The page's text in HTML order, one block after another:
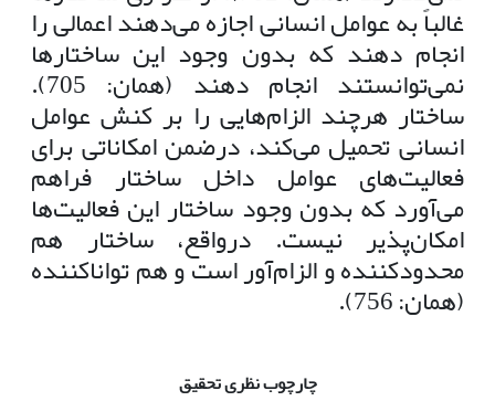
غالباً به عوامل انسانی اجازه می‌دهند اعمالی را
انجام دهند که بدون وجود این ساختارها
نمی‌توانستند انجام دهند (همان: 705).
ساختار هرچند الزام‌هایی را بر کنش عوامل
انسانی تحمیل می‌کند، درضمن امکاناتی برای
فعالیت‌های عوامل داخل ساختار فراهم
می‌آورد که بدون وجود ساختار این فعالیت‌ها
امکان‌پذیر نیست. درواقع، ساختار هم
محدودکننده و الزام‌آور است و هم تواناکننده
(همان: 756).
چارچوب نظری تحقیق